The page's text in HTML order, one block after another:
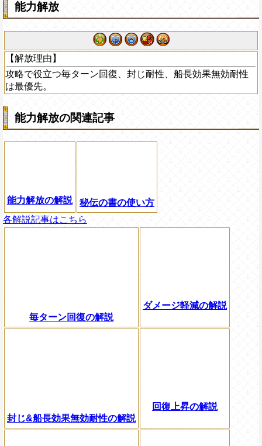
能力解放
【解放理由】
攻略で役立つ毎ターン回復、封じ耐性、船長効果無効耐性
は最優先。
能力解放の関連記事
能力解放の解説
秘伝の書の使い方
各解説記事はこちら
毎ターン回復の解説
ダメージ軽減の解説
封じ&船長効果無効耐性の解説
回復上昇の解説